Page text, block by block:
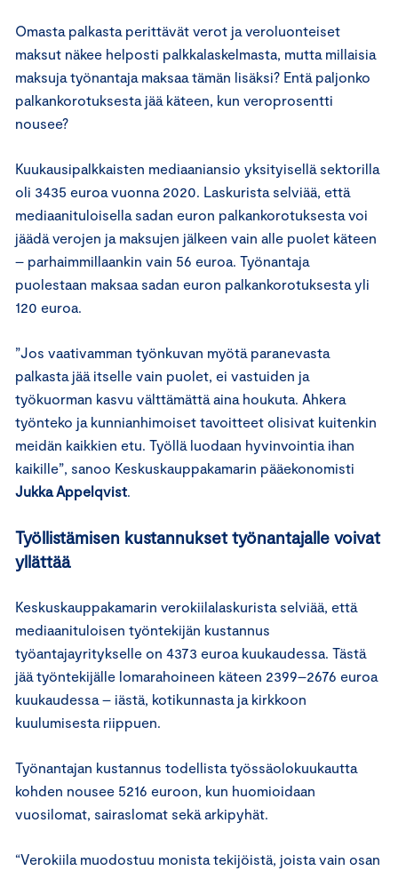
Omasta palkasta perittävät verot ja veroluonteiset
maksut näkee helposti palkkalaskelmasta, mutta millaisia
maksuja työnantaja maksaa tämän lisäksi? Entä paljonko
palkankorotuksesta jää käteen, kun veroprosentti
nousee?
Kuukausipalkkaisten mediaaniansio yksityisellä sektorilla
oli 3435 euroa vuonna 2020. Laskurista selviää, että
mediaanituloisella sadan euron palkankorotuksesta voi
jäädä verojen ja maksujen jälkeen vain alle puolet käteen
– parhaimmillaankin vain 56 euroa. Työnantaja
puolestaan maksaa sadan euron palkankorotuksesta yli
120 euroa.
”Jos vaativamman työnkuvan myötä paranevasta
palkasta jää itselle vain puolet, ei vastuiden ja
työkuorman kasvu välttämättä aina houkuta. Ahkera
työnteko ja kunnianhimoiset tavoitteet olisivat kuitenkin
meidän kaikkien etu. Työllä luodaan hyvinvointia ihan
kaikille”, sanoo Keskuskauppakamarin pääekonomisti
Jukka Appelqvist.
Työllistämisen kustannukset työnantajalle voivat
yllättää
Keskuskauppakamarin verokiilalaskurista selviää, että
mediaanituloisen työntekijän kustannus
työantajayritykselle on 4373 euroa kuukaudessa. Tästä
jää työntekijälle lomarahoineen käteen 2399–2676 euroa
kuukaudessa – iästä, kotikunnasta ja kirkkoon
kuulumisesta riippuen.
Työnantajan kustannus todellista työssäolokuukautta
kohden nousee 5216 euroon, kun huomioidaan
vuosilomat, sairaslomat sekä arkipyhät.
“Verokiila muodostuu monista tekijöistä, joista vain osan